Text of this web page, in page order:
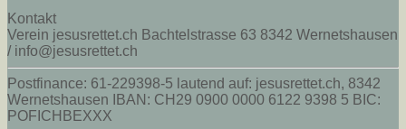
Kontakt
Verein jesusrettet.ch Bachtelstrasse 63 8342 Wernetshausen
/ info@jesusrettet.ch
Postfinance: 61-229398-5 lautend auf: jesusrettet.ch, 8342
Wernetshausen IBAN: CH29 0900 0000 6122 9398 5 BIC:
POFICHBEXXX